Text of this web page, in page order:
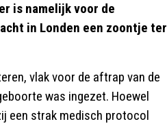
is namelijk voor de
in Londen een zoontje ter
vlak voor de aftrap van de
was ingezet. Hoewel
een strak medisch protocol